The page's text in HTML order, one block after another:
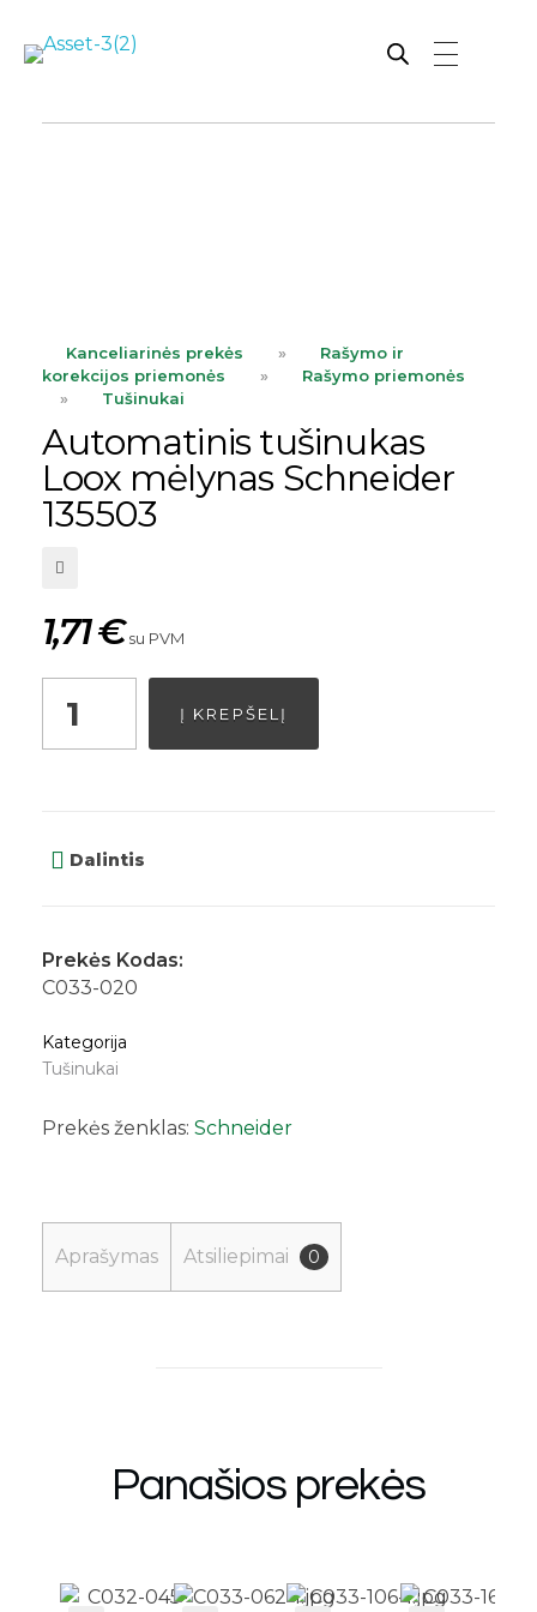
Kanceliarinės prekės »
Rašymo ir
korekcijos priemonės
»
Rašymo priemonės
»
Tušinukai
Automatinis tušinukas
Loox mėlynas Schneider
135503
1,71€ su PVM
Į KREPŠELĮ
Dalintis
Prekės Kodas:
C033-020
Kategorija
Tušinukai
Prekės ženklas: Schneider
Aprašymas Atsiliepimai 0
Panašios prekės